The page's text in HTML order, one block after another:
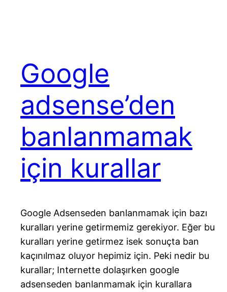
Google
adsense’den
banlanmamak
için kurallar
Google Adsenseden banlanmamak için bazı
kuralları yerine getirmemiz gerekiyor. Eğer bu
kuralları yerine getirmez isek sonuçta ban
kaçınılmaz oluyor hepimiz için. Peki nedir bu
kurallar; Internette dolaşırken google
adsenseden banlanmamak için kurallara